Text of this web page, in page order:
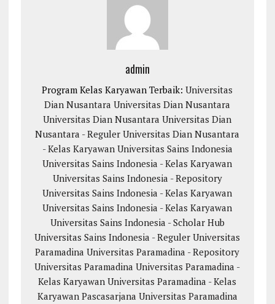
admin
Program Kelas Karyawan Terbaik:Universitas
Dian Nusantara Universitas Dian Nusantara
Universitas Dian Nusantara Universitas Dian
Nusantara - Reguler Universitas Dian Nusantara
- Kelas Karyawan Universitas Sains Indonesia
Universitas Sains Indonesia - Kelas Karyawan
Universitas Sains Indonesia - Repository
Universitas Sains Indonesia - Kelas Karyawan
Universitas Sains Indonesia - Kelas Karyawan
Universitas Sains Indonesia - Scholar Hub
Universitas Sains Indonesia - Reguler Universitas
Paramadina Universitas Paramadina - Repository
Universitas Paramadina Universitas Paramadina -
Kelas Karyawan Universitas Paramadina - Kelas
Karyawan Pascasarjana Universitas Paramadina